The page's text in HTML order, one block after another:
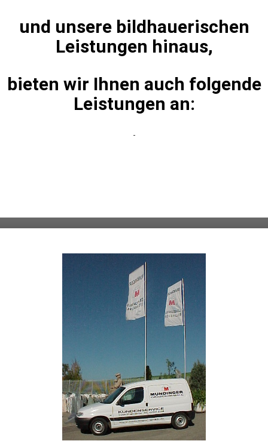
und unsere bildhauerischen
Leistungen hinaus,
bieten wir Ihnen auch folgende
Leistungen an:
-